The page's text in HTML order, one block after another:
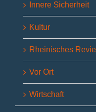
Innere Sicherheit
Kultur
Rheinisches
Vor Ort
Wirtschaft